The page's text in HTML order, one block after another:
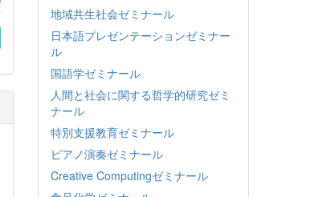
地域共生社会ゼミナール
日本語プレゼンテーションゼミナー
ル
国語学ゼミナール
人間と社会に関する哲学的研究ゼミ
ナール
特別支援教育ゼミナール
ピアノ演奏ゼミナール
Creative Computingゼミナール